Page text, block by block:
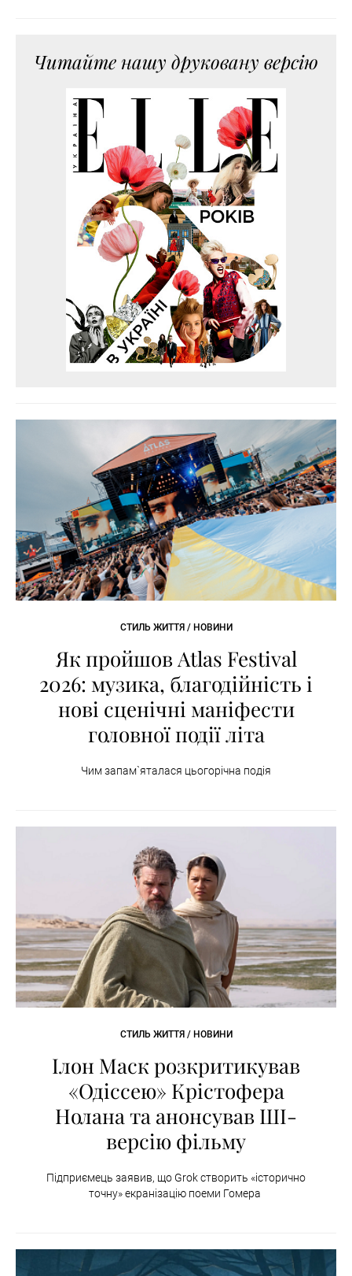
Читайте нашу друковану версію
СТИЛЬ ЖИТТЯ / НОВИНИ
Як пройшов Atlas Festival
2026: музика, благодійність і
нові сценічні маніфести
головної події літа
Чим запам`яталася цьогорічна подія
СТИЛЬ ЖИТТЯ / НОВИНИ
Ілон Маск розкритикував
«Одіссею» Крістофера
Нолана та анонсував ШІ-
версію фільму
Підприємець заявив, що Grok створить «історично
точну» екранізацію поеми Гомера